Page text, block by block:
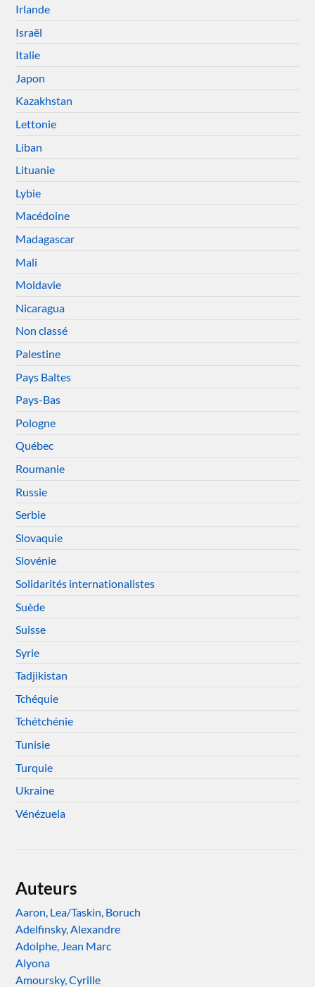
Irlande
Israël
Italie
Japon
Kazakhstan
Lettonie
Liban
Lituanie
Lybie
Macédoine
Madagascar
Mali
Moldavie
Nicaragua
Non classé
Palestine
Pays Baltes
Pays-Bas
Pologne
Québec
Roumanie
Russie
Serbie
Slovaquie
Slovénie
Solidarités internationalistes
Suède
Suisse
Syrie
Tadjikistan
Tchéquie
Tchétchénie
Tunisie
Turquie
Ukraine
Vénézuela
Auteurs
Aaron, Lea/Taskin, Boruch
Adelfinsky, Alexandre
Adolphe, Jean Marc
Alyona
Amoursky, Cyrille